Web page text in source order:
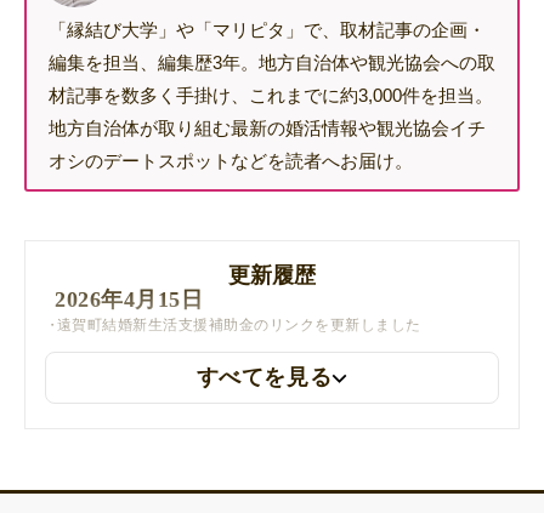
「縁結び大学」や「マリピタ」で、取材記事の企画・
編集を担当、編集歴3年。地方自治体や観光協会への取
材記事を数多く手掛け、これまでに約3,000件を担当。
地方自治体が取り組む最新の婚活情報や観光協会イチ
オシのデートスポットなどを読者へお届け。
更新履歴
2026年4月15日
遠賀町結婚新生活支援補助金のリンクを更新しました
すべてを見る